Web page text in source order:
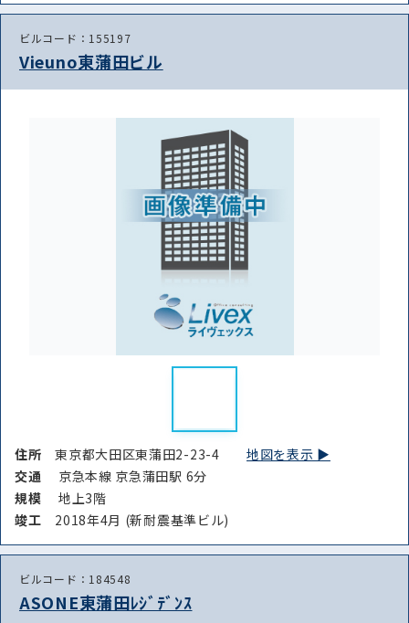
ビルコード：155197
Vieuno東蒲田ビル
住所東京都大田区東蒲田2-23-4地図を表示 ▶︎
交通
京急本線 京急蒲田駅 6分
規模
地上3階
竣⼯ 2018年4月 (新耐震基準ビル)
ビルコード：184548
ASONE東蒲田ﾚｼﾞﾃﾞﾝｽ